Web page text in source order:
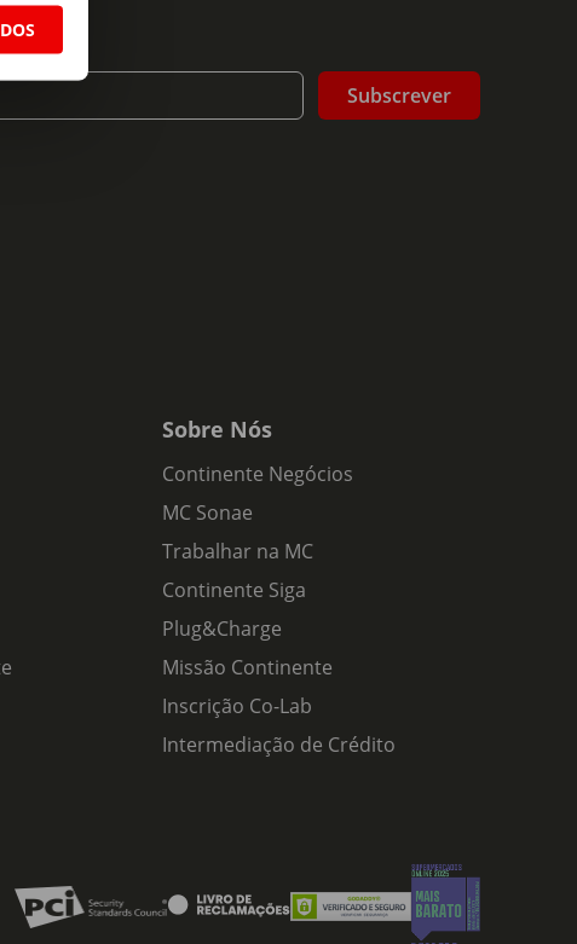
Subscrever
Sobre Nós
Continente Negócios
MC Sonae
Trabalhar na MC
Continente Siga
Plug&Charge
Missão Continente
Inscrição Co-Lab
Intermediação de Crédito